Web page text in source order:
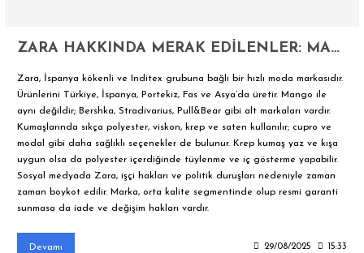
ZARA HAKKINDA MERAK EDİLENLER: MARKA, KUMAŞLAR VE BOYKOT ÇAĞRILARI
Zara, İspanya kökenli ve Inditex grubuna bağlı bir hızlı moda markasıdır.
Ürünlerini Türkiye, İspanya, Portekiz, Fas ve Asya’da üretir. Mango ile
aynı değildir; Bershka, Stradivarius, Pull&Bear gibi alt markaları vardır.
Kumaşlarında sıkça polyester, viskon, krep ve saten kullanılır; cupro ve
modal gibi daha sağlıklı seçenekler de bulunur. Krep kumaş yaz ve kışa
uygun olsa da polyester içerdiğinde tüylenme ve iç gösterme yapabilir.
Sosyal medyada Zara, işçi hakları ve politik duruşları nedeniyle zaman
zaman boykot edilir. Marka, orta kalite segmentinde olup resmi garanti
sunmasa da iade ve değişim hakları vardır.
Devamı 29/08/2025 15:33